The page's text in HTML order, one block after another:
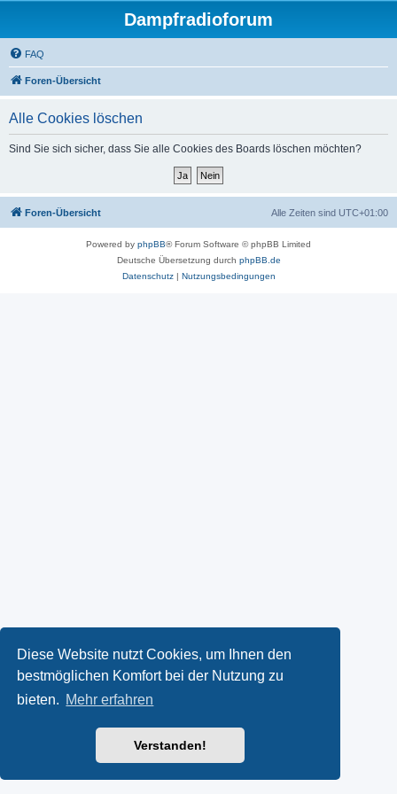
Diese Website nutzt Cookies, um Ihnen den
bestmöglichen Komfort bei der Nutzung zu
bieten. Mehr erfahren
Verstanden!
Dampfradioforum
FAQ
Foren-Übersicht
Alle Cookies löschen
Sind Sie sich sicher, dass Sie alle Cookies des Boards löschen möchten?
Foren-Übersicht Alle Zeiten sind UTC+01:00
Powered by phpBB® Forum Software © phpBB Limited
Deutsche Übersetzung durch phpBB.de
Datenschutz| Nutzungsbedingungen